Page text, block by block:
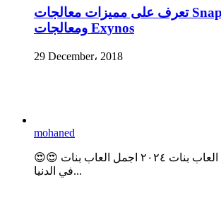
تعرف على مميزات معالجات Snapdragon –
ومعالجات Exynos
29 December، 2018
mohaned
😍😍 شكرا علي تنزيل العاب بنات ٢٠٢٤ اجمل العاب بنات
في الدنيا...